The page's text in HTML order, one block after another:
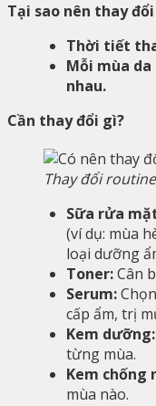
Tại sao nên thay
Thời tiết
Mỗi mùa
nhau.
Cần thay đổi gì?
Thay đổi
Sữa rửa
(ví dụ: mùa
loại dưỡng
Toner:Cân
Serum:
cấp ẩm, trị
Kem dưỡng:
từng mùa.
Kem chống
mùa nào.